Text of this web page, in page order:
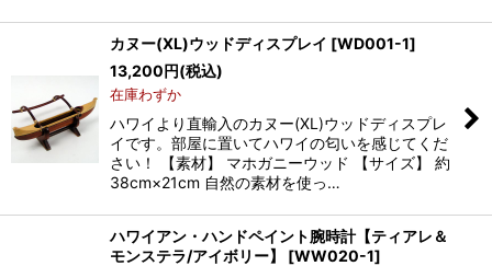
カヌー(XL)ウッドディスプレイ [WD001-1]
13,200円(税込)
在庫わずか
ハワイより直輸入のカヌー(XL)ウッドディスプレ
イです。部屋に置いてハワイの匂いを感じてくだ
さい！ 【素材】 マホガニーウッド 【サイズ】 約
38cm×21cm 自然の素材を使っ…
ハワイアン・ハンドペイント腕時計【ティアレ＆
モンステラ/アイボリー】
[WW020-1]